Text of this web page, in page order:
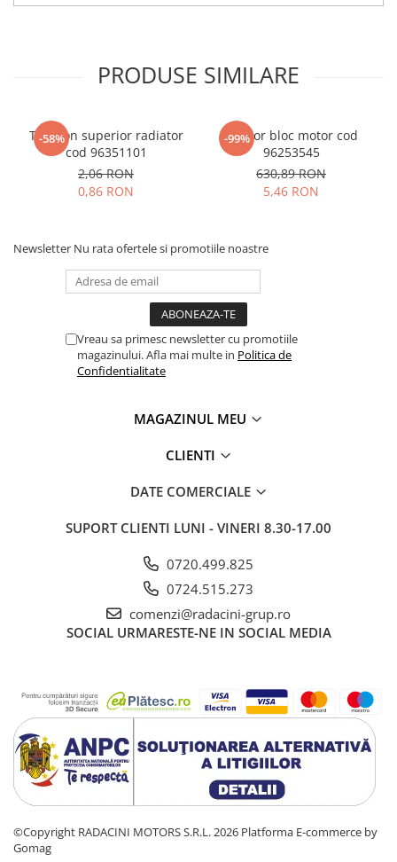
PRODUSE SIMILARE
-58%
Tampon superior radiator
cod 96351101
2,06 RON
0,86 RON
-99%
Senzor bloc motor cod
96253545
630,89 RON
5,46 RON
Newsletter Nu rata ofertele si promotiile noastre
Vreau sa primesc newsletter cu promotiile
magazinului. Afla mai multe in Politica de
Confidentialitate
MAGAZINUL MEU
CLIENTI
DATE COMERCIALE
SUPORT CLIENTI LUNI - VINERI 8.30-17.00
0720.499.825
0724.515.273
comenzi@radacini-grup.ro
SOCIAL URMARESTE-NE IN SOCIAL MEDIA
©Copyright RADACINI MOTORS S.R.L. 2026 Platforma E-commerce by
Gomag